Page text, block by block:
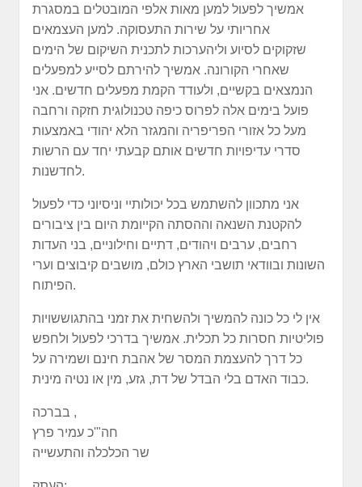
אמשיך לפעול למען מאות אלפי המובטלים במסגרת
אחריותי על שירות התעסוקה. למען העצמאים
שזקוקים לסיוע וליהערכות לתכנית השיקום של הימים
שאחרי הקורונה. אמשיך להירתם לסייע למפעלים
הנמצאים בקשיים, ולעודד הקמת מפעלים חדשים. אני
פועל בימים אלה לפרוס כיפה טכנולוגית חזקה ורחבה
מעל כל אזורי הפריפריה והמגזר הלא יהודי באמצעות
סדרי עדיפויות חדשים אותם קבעתי יחד עם הרשות
לחדשנות.
אני מתכוון להשתמש בכל יכולותיי וניסיוני כדי לפעול
להקטנת השנאה וההסתה הקייומת היום בין ציבורים
רחבים, ערבים ויהודים, דתיים וחילוניים, בני העדות
השונות ובוודאי תושבי הארץ כולם, מושבים קיבוצים וערי
הפיתוח.
אין לי כל כונה להמשיך ולהשחית את זמני בהתגוששויות
פוליטיות חסרות כל תכלית. אמשיך בדרכי לפעול ולחפש
כל דרך להעצמת המסר של אהבת חינם ושמירה על
כבוד האדם בלי הבדל של דת, גזע, מין או נטיה מינית.
בברכה ,
חה"'כ עמיר פרץ
שר הכלכלה והתעשייה